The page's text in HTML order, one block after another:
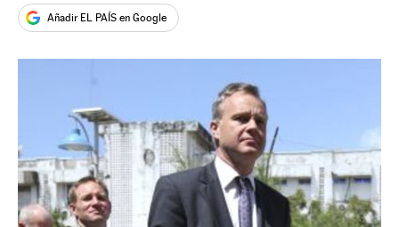
Añadir EL PAÍS en Google